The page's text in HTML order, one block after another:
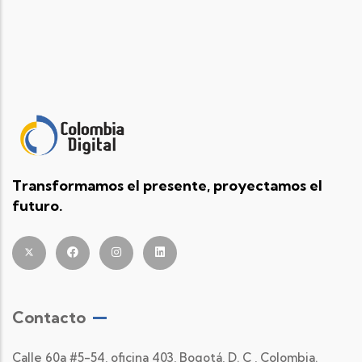
Transformamos el presente, proyectamos el
futuro.
Contacto
Calle 60a #5-54, oficina 403, Bogotá, D. C , Colombia.